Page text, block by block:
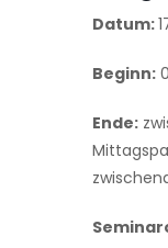
Datum:
Beginn:
Ende: